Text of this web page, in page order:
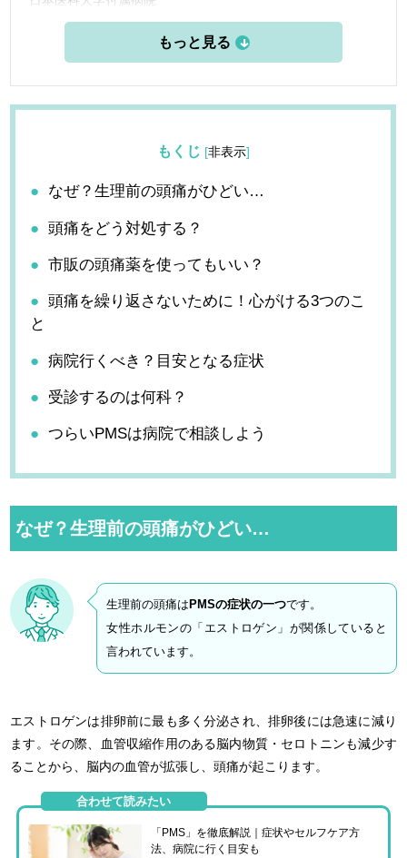
日本医科大付属第二病院
石野医院
もくじ [非表示]
なぜ？生理前の頭痛がひどい…
頭痛をどう対処する？
市販の頭痛薬を使ってもいい？
頭痛を繰り返さないために！心がける3つのこ
と
病院行くべき？目安となる症状
受診するのは何科？
つらいPMSは病院で相談しよう
なぜ？生理前の頭痛がひどい…
生理前の頭痛は PMSの症状の一つです。
女性ホルモンの「エストロゲン」が関係していると
言われています。
エストロゲンは排卵前に最も多く分泌され、排卵後には急速に減り
ます。その際、血管収縮作用のある脳内物質・セロトニンも減少す
ることから、脳内の血管が拡張し、頭痛が起こります。
合わせて読みたい
「PMS」を徹底解説｜症状やセルフケア方
法、病院に行く目安も